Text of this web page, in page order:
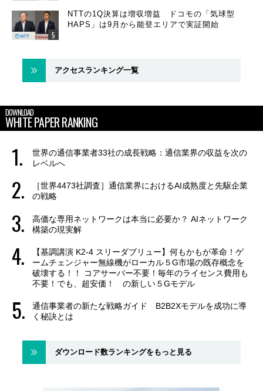
NTTの1Q決算は増収増益 ドコモの「気球型
HAPS」は9月から能登エリアで実証開始
アクセスランキング一覧
DOWNLOAD
WHITE PAPER RANKING
世界の通信事業者33社の成長戦略：通信業界の収益を次の
レベルへ
［世界4473社調査］通信業界におけるAI成熟度と先駆企業
の戦略
高価な専用ネットワークは本当に必要か？ AIネットワーク
構築の現実解
【基調講演 K2-4 スリーダブリュー】何もかもが革命！ゲ
ームチェンジャー無線機がローカル５G市場の既存概念を
破壊する！！ コアサーバー不要！毎年のライセンス費用も
不要！でも、超安価！ の新しい５Gモデル
通信事業者の新たな戦略ガイド B2B2Xモデルを成功に導
く秘訣とは
ダウンロード数ランキングをもっと見る